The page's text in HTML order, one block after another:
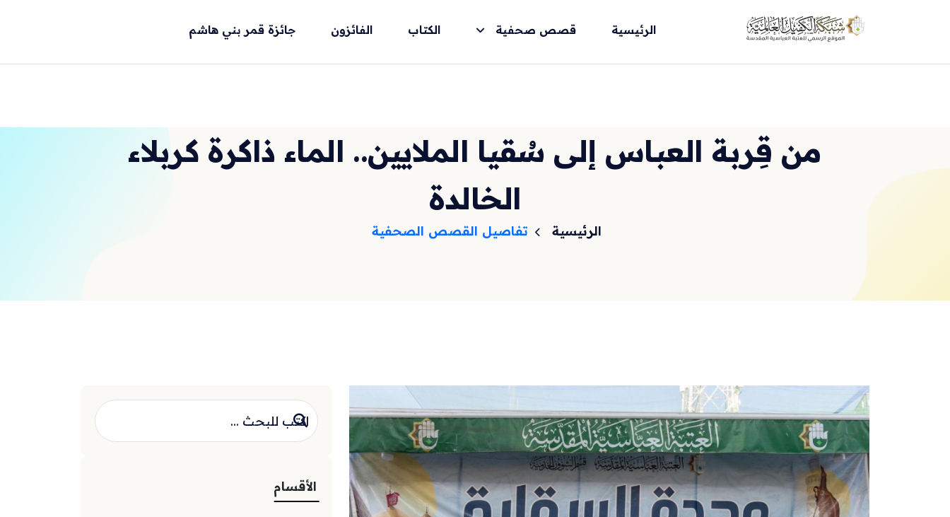
الرئيسية قصص صحفية الكتاب الفائزون جائزة قمر بني هاشم
من قِربة العباس إلى سُقيا الملايين.. الماء ذاكرة كربلاء
الخالدة
الرئيسية تفاصيل القصص الصحفية
الأقسام